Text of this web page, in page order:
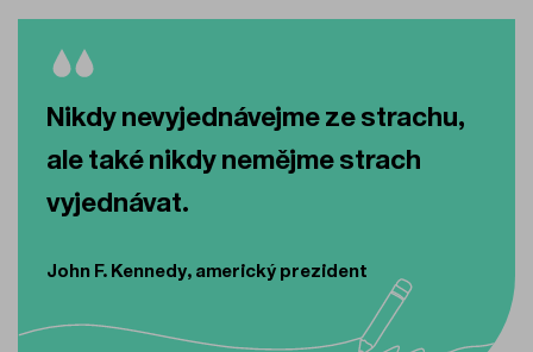
Nikdy nevyjednávejme ze strachu,
ale také nikdy nemějme strach
vyjednávat.
John F. Kennedy, americký prezident